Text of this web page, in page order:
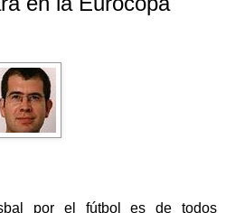
por el fútbol es de todos